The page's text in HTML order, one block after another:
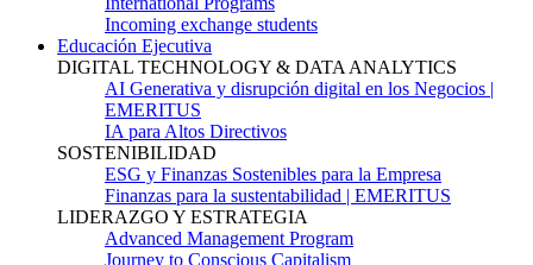
Incoming exchange students
Educación Ejecutiva
DIGITAL TECHNOLOGY & DATA ANALYTICS
AI Generativa y disrupción digital en los Negocios |
EMERITUS
IA para Altos Directivos
SOSTENIBILIDAD
ESG y Finanzas Sostenibles para la Empresa
Finanzas para la sustentabilidad | EMERITUS
LIDERAZGO Y ESTRATEGIA
Advanced Management Program
Journey to Conscious Capitalism